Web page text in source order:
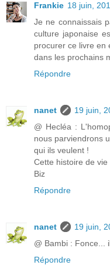
Frankie 18 juin,
Je ne connaissais
culture japonaise
procurer ce livre en
dans les prochains
Répondre
nanet
19 juin,
@ Hecléa :
nous parviendrons
qui ils veulent !
Cette histoire de vie
Biz
Répondre
nanet
19 juin,
@ Bambi : Fonce...
Répondre